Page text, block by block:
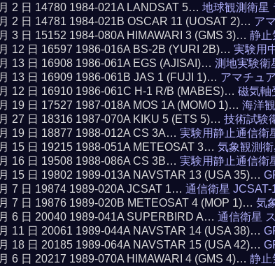
2 日 14780 1984-021A LANDSAT 5… 地球観測衛星
2 日 14781 1984-021B OSCAR 11 (UOSAT 2)… ア
3 日 15152 1984-080A HIMAWARI 3 (GMS 3)… 静止
12 日 16597 1986-016A BS-2B (YURI 2B)… 実験用
13 日 16908 1986-061A EGS (AJISAI)… 測地実験衛
13 日 16909 1986-061B JAS 1 (FUJI 1)… アマチュ
12 日 16910 1986-061C H-1 R/B (MABES)… 磁気軸
19 日 17527 1987-018A MOS 1A (MOMO 1)… 海洋
27 日 18316 1987-070A KIKU 5 (ETS 5)… 技術試験
19 日 18877 1988-012A CS 3A… 実験用静止通信衛
15 日 19215 1988-051A METEOSAT 3… 気象観測
16 日 19508 1988-086A CS 3B… 実験用静止通信衛
15 日 19802 1989-013A NAVSTAR 13 (USA 35)…
7 日 19874 1989-020A JCSAT 1… 通信衛星 JCSAT-
7 日 19876 1989-020B METEOSAT 4 (MOP 1)… 気
6 日 20040 1989-041A SUPERBIRD A… 通信衛星
11 日 20061 1989-044A NAVSTAR 14 (USA 38)…
18 日 20185 1989-064A NAVSTAR 15 (USA 42)…
6 日 20217 1989-070A HIMAWARI 4 (GMS 4)… 静止